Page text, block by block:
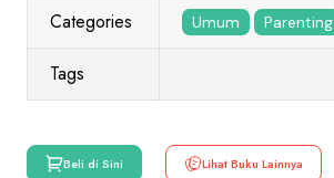
Categories Umum Parenting
Tags
Beli di Sini Lihat Buku Lainnya